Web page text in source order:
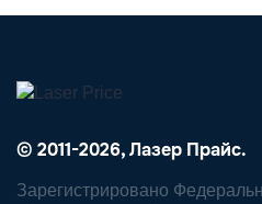
© 2011-2026, Лазер Прайс.
Зарегистрировано